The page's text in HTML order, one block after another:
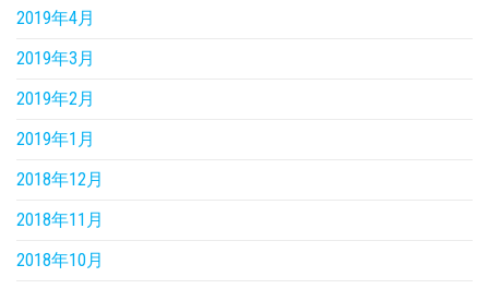
2019年4月
2019年3月
2019年2月
2019年1月
2018年12月
2018年11月
2018年10月